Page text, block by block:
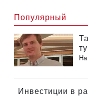
Популярный
Инвестиции в